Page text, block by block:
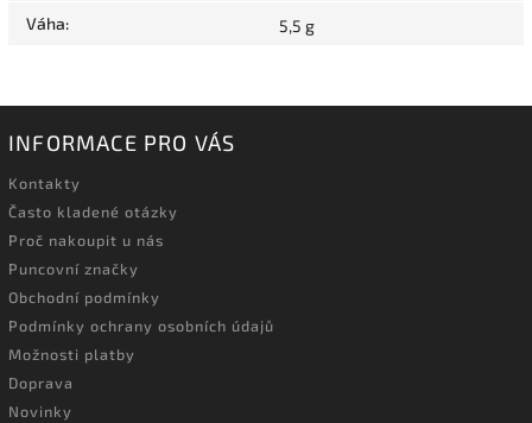
Váha: 5,5 g
INFORMACE PRO VÁS
Kontakty
Často kladené otázky
Proč nakoupit u nás
Puncovní značky
Obchodní podmínky
Podmínky ochrany osobních údajů
Možnosti platby
Doprava
Novinky